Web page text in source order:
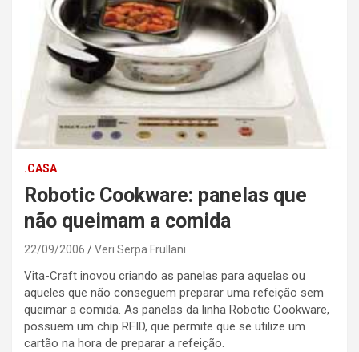
.CASA
Robotic Cookware: panelas que
não queimam a comida
22/09/2006 Veri Serpa Frullani
Vita-Craft inovou criando as panelas para aquelas ou
aqueles que não conseguem preparar uma refeição sem
queimar a comida. As panelas da linha Robotic Cookware,
possuem um chip RFID, que permite que se utilize um
cartão na hora de preparar a refeição.